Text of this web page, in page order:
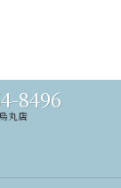
8496
丸店